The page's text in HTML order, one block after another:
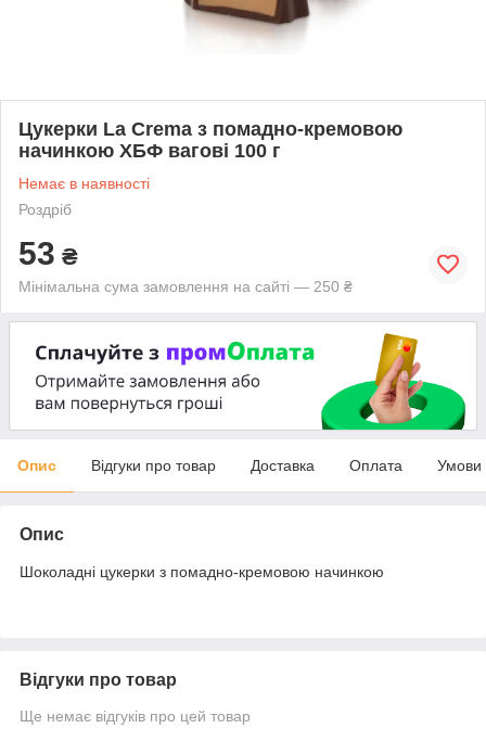
Цукерки La Crema з помадно-кремовою
начинкою ХБФ вагові 100 г
Немає в наявності
Роздріб
53 ₴
Мінімальна сума замовлення на сайті — 250 ₴
Опис Відгуки про товар Доставка Оплата Умови
Опис
Шоколадні цукерки з помадно-кремовою начинкою
Відгуки про товар
Ще немає відгуків про цей товар